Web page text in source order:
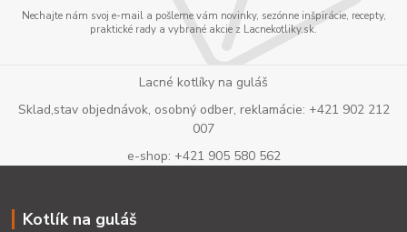
Nechajte nám svoj e-mail a pošleme vám novinky, sezónne inšpirácie, recepty,
praktické rady a vybrané akcie z Lacnekotliky.sk.
Lacné kotlíky na guláš
Sklad,stav objednávok, osobný odber, reklamácie: +421 902 212
007
e-shop: +421 905 580 562
Kotlík na guláš